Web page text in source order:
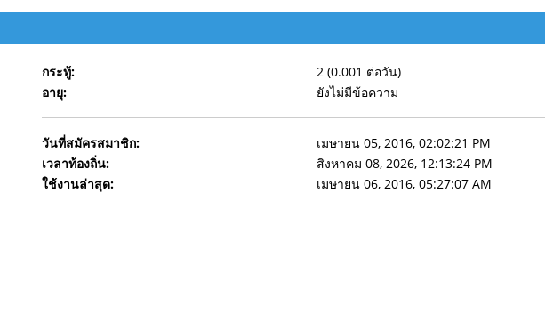
กระทู้:
2 (0.001 ต่อวัน)
อายุ:
ยังไม่มีข้อความ
วันที่สมัครสมาชิก:
เมษายน 05, 2016, 02:02:21 PM
เวลาท้องถิ่น:
สิงหาคม 08, 2026, 12:13:24 PM
ใช้งานล่าสุด:
เมษายน 06, 2016, 05:27:07 AM